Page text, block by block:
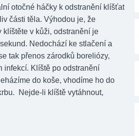
otočné háčky k odstranění klíšťat
části těla. Výhodou je, že
v kůži, odstranění je
Nedochází ke stlačení a
tak přenos zárodků boreliózy,
infekcí. Klíště po odstranění
do koše, vhodíme ho do
Nejde-li klíště vytáhnout,